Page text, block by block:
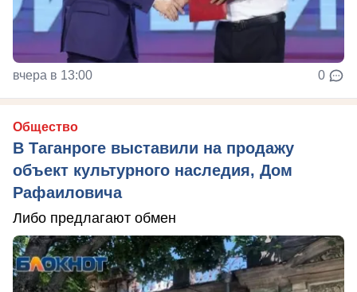
вчера в 13:00 0
Общество
В Таганроге выставили на продажу
объект культурного наследия, Дом
Рафаиловича
Либо предлагают обмен